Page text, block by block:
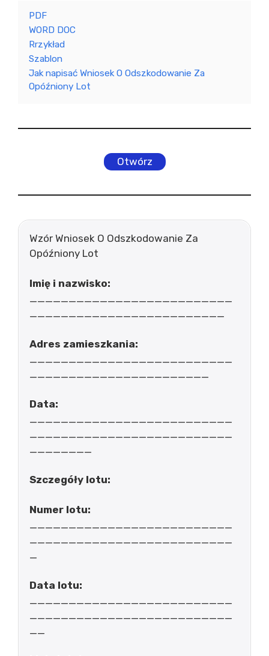
PDF
WORD DOC
Rrzykład
Szablon
Jak napisać Wniosek O Odszkodowanie Za
Opóźniony Lot
Otwórz
Wzór Wniosek O Odszkodowanie Za
Opóźniony Lot
Imię i nazwisko:
__________________________
_________________________
Adres zamieszkania:
Data:
__________________________
__________________________
________
Szczegóły lotu:
Numer lotu:
__________________________
__________________________
_
Data lotu: